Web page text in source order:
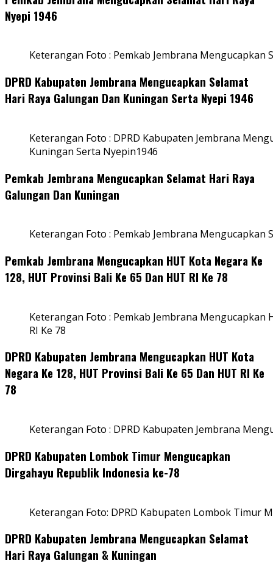
Nyepi 1946
Keterangan Foto : Pemkab Jembrana Mengucapkan
DPRD Kabupaten Jembrana Mengucapkan Selamat
Hari Raya Galungan Dan Kuningan Serta Nyepi 1946
Keterangan Foto : DPRD Kabupaten Jembrana
Kuningan Serta Nyepin1946
Pemkab Jembrana Mengucapkan Selamat Hari Raya
Galungan Dan Kuningan
Keterangan Foto : Pemkab Jembrana Mengucapkan
Pemkab Jembrana Mengucapkan HUT Kota Negara Ke
128, HUT Provinsi Bali Ke 65 Dan HUT RI Ke 78
Keterangan Foto : Pemkab Jembrana Mengucapkan
RI Ke 78
DPRD Kabupaten Jembrana Mengucapkan HUT Kota
Negara Ke 128, HUT Provinsi Bali Ke 65 Dan HUT RI Ke
78
Keterangan Foto : DPRD Kabupaten Jembrana
DPRD Kabupaten Lombok Timur Mengucapkan
Dirgahayu Republik Indonesia ke-78
Keterangan Foto: DPRD Kabupaten Lombok Timur
DPRD Kabupaten Jembrana Mengucapkan Selamat
Hari Raya Galungan & Kuningan